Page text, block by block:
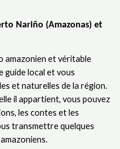
Nariño (Amazonas) et
amazonien et véritable
guide local et vous
et naturelles de la région.
il appartient, vous pouvez
les contes et les
transmettre quelques